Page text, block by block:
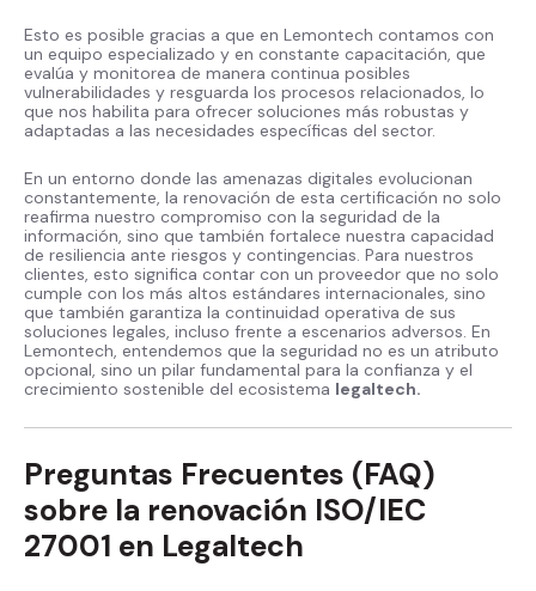
Esto es posible gracias a que en Lemontech contamos con
un equipo especializado y en constante capacitación, que
evalúa y monitorea de manera continua posibles
vulnerabilidades y resguarda los procesos relacionados, lo
que nos habilita para ofrecer soluciones más robustas y
adaptadas a las necesidades específicas del sector.
En un entorno donde las amenazas digitales evolucionan
constantemente, la renovación de esta certificación no solo
reafirma nuestro compromiso con la seguridad de la
información, sino que también fortalece nuestra capacidad
de resiliencia ante riesgos y contingencias. Para nuestros
clientes, esto significa contar con un proveedor que no solo
cumple con los más altos estándares internacionales, sino
que también garantiza la continuidad operativa de sus
soluciones legales, incluso frente a escenarios adversos. En
Lemontech, entendemos que la seguridad no es un atributo
opcional, sino un pilar fundamental para la confianza y el
crecimiento sostenible del ecosistema legaltech.
Preguntas Frecuentes (FAQ)
sobre la renovación ISO/IEC
27001 en Legaltech